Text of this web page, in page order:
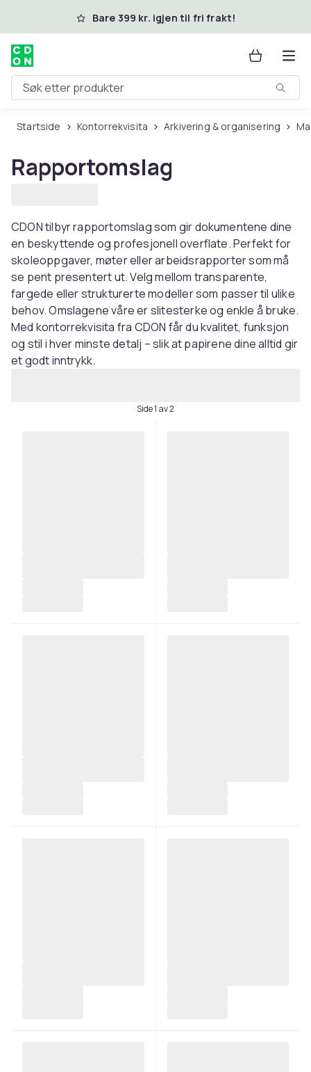
Hopp til hovedinnholdBare 399 kr. igjen til fri frakt!
Søk etter produkter
Startside Kontorrekvisita Arkivering & organisering
Rapportomslag
CDON tilbyr rapportomslag som gir dokumentene dine
en beskyttende og profesjonell overflate. Perfekt for
skoleoppgaver, møter eller arbeidsrapporter som må
se pent presentert ut. Velg mellom transparente,
fargede eller strukturerte modeller som passer til ulike
behov. Omslagene våre er slitesterke og enkle å bruke.
Med kontorrekvisita fra CDON får du kvalitet, funksjon
og stil i hver minste detalj – slik at papirene dine alltid gir
et godt inntrykk.
Side 1 av 2